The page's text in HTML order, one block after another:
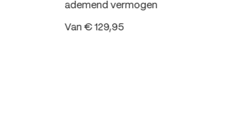
ademend vermogen
Van€ 129,95